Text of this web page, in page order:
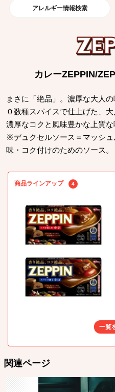
アレルギー情報検索
カレーZEPPIN/
まさに「絶品」。濃厚な大人
０数種スパイスで仕上げた、
濃厚なコクと風味豊かな上質な
※デュクセルソース＝マッシ
味・コク付けのためのソース。
商品ラインアップ 4
一覧
関連ページ